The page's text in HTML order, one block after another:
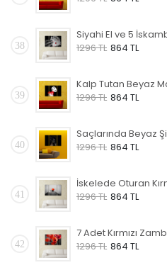
38
1296 TL 864 TL
39
1296 TL 864 TL
40
1296 TL 864 TL
41
1296 TL 864 TL
42
1296 TL 864 TL